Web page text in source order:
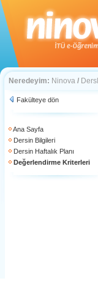
Neredeyim: Ninova /
Fakülteye dön
Ana Sayfa
Dersin Bilgileri
Dersin Haftalık Planı
Değerlendirme Kriterleri